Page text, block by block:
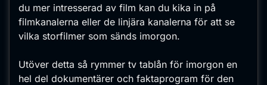
du mer intresserad av film kan du kika in på
filmkanalerna eller de linjära kanalerna för att se
vilka storfilmer som sänds imorgon.
Utöver detta så rymmer tv tablån för imorgon en
hel del dokumentärer och faktaprogram för den